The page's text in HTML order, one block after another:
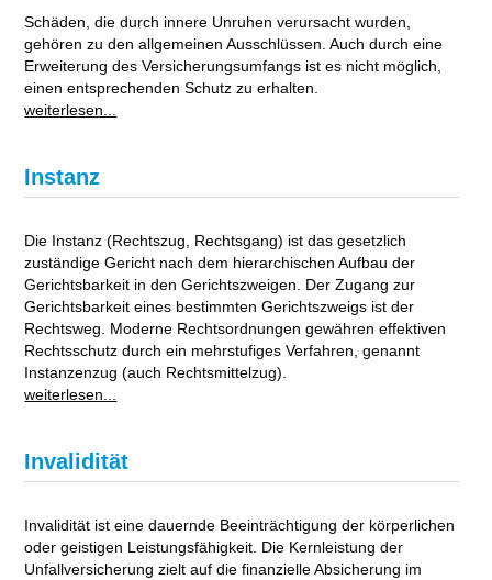
Schäden, die durch innere Unruhen verursacht wurden,
gehören zu den allgemeinen Ausschlüssen. Auch durch eine
Erweiterung des Versicherungsumfangs ist es nicht möglich,
einen entsprechenden Schutz zu erhalten.
weiterlesen...
Instanz
Die Instanz (Rechtszug, Rechtsgang) ist das gesetzlich
zuständige Gericht nach dem hierarchischen Aufbau der
Gerichtsbarkeit in den Gerichtszweigen. Der Zugang zur
Gerichtsbarkeit eines bestimmten Gerichtszweigs ist der
Rechtsweg. Moderne Rechtsordnungen gewähren effektiven
Rechtsschutz durch ein mehrstufiges Verfahren, genannt
Instanzenzug (auch Rechtsmittelzug).
weiterlesen...
Invalidität
Invalidität ist eine dauernde Beeinträchtigung der körperlichen
oder geistigen Leistungsfähigkeit. Die Kernleistung der
Unfallversicherung zielt auf die finanzielle Absicherung im